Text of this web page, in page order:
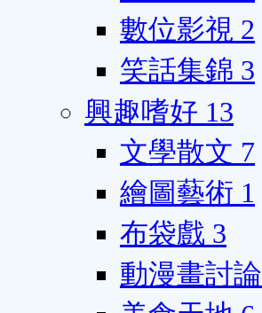
數位影視 2
笑話集錦 3
興趣嗜好 13
文學散文 7
繪圖藝術 1
布袋戲 3
動漫畫討論